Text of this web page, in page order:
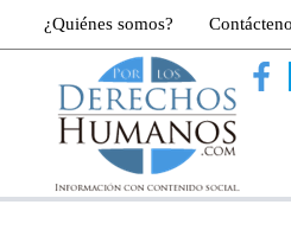
¿Quiénes somos?